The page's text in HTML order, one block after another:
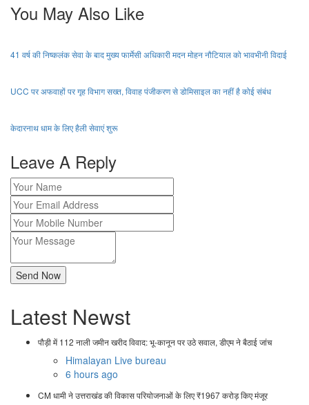
You May Also Like
41 वर्ष की निष्कलंक सेवा के बाद मुख्य फार्मेसी अधिकारी मदन मोहन नौटियाल को भावभीनी विदाई
UCC पर अफवाहों पर गृह विभाग सख्त, विवाह पंजीकरण से डोमिसाइल का नहीं है कोई संबंध
केदारनाथ धाम के लिए हैली सेवाएं शुरू
Leave A Reply
Latest Newst
पौड़ी में 112 नाली जमीन खरीद विवाद: भू-कानून पर उठे सवाल, डीएम ने बैठाई जांच
Himalayan Live bureau
6 hours ago
CM धामी ने उत्तराखंड की विकास परियोजनाओं के लिए ₹1967 करोड़ किए मंजूर